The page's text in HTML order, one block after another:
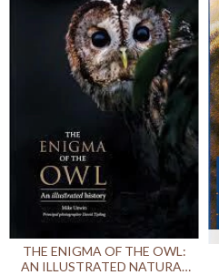
THE ENIGMA OF THE OWL:
AN ILLUSTRATED NATURAL